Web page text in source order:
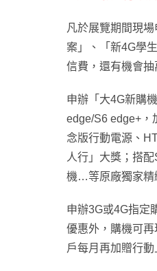
凡於展覽期間現
案」、「新4G學
信費，還有機會抽
申辦「大4G新購
edge/S6 edge+，
念版行動電源、
人行」大獎；搭
機…等原廠獨家精
申辦3G或4G指定
優惠外，購機可
戶每月再加贈行